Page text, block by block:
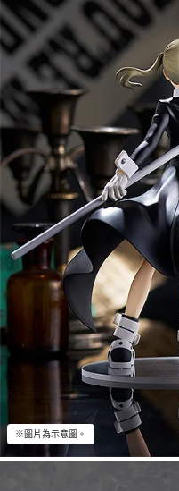
※圖片為示意圖。